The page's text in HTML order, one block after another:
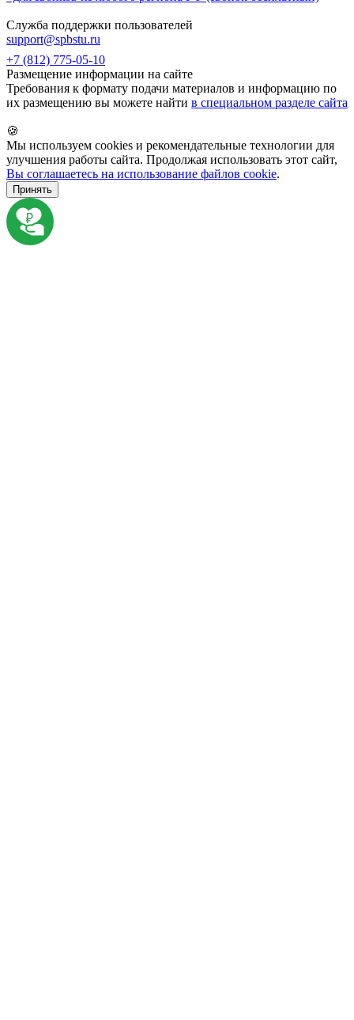
Служба поддержки пользователей
support@spbstu.ru
+7 (812) 775-05-10
Размещение информации на сайте
Требования к формату подачи материалов и информацию по
их размещению вы можете найти в специальном разделе сайта
🍪
Мы используем cookies и рекомендательные технологии для
улучшения работы сайта. Продолжая использовать этот сайт,
Вы соглашаетесь на использование файлов cookie.
Принять